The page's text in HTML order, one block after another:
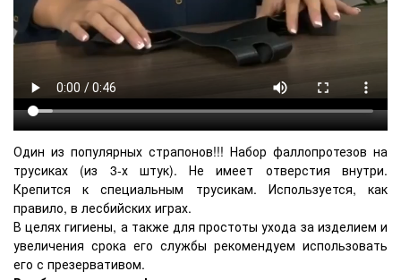
Один из популярных страпонов!!! Набор фаллопротезов на
трусиках (из 3-х штук). Не имеет отверстия внутри.
Крепится к специальным трусикам. Используется, как
правило, в лесбийских играх.
В целях гигиены, а также для простоты ухода за изделием и
увеличения срока его службы рекомендуем использовать
его с презервативом.